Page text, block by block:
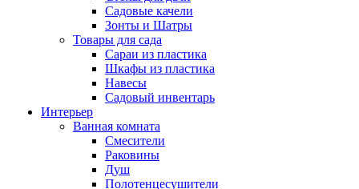
Садовые качели
Зонты и Шатры
Товары для сада
Сараи из пластика
Шкафы из пластика
Навесы
Садовый инвентарь
Интерьер
Ванная комната
Смесители
Раковины
Душ
Полотенцесушители